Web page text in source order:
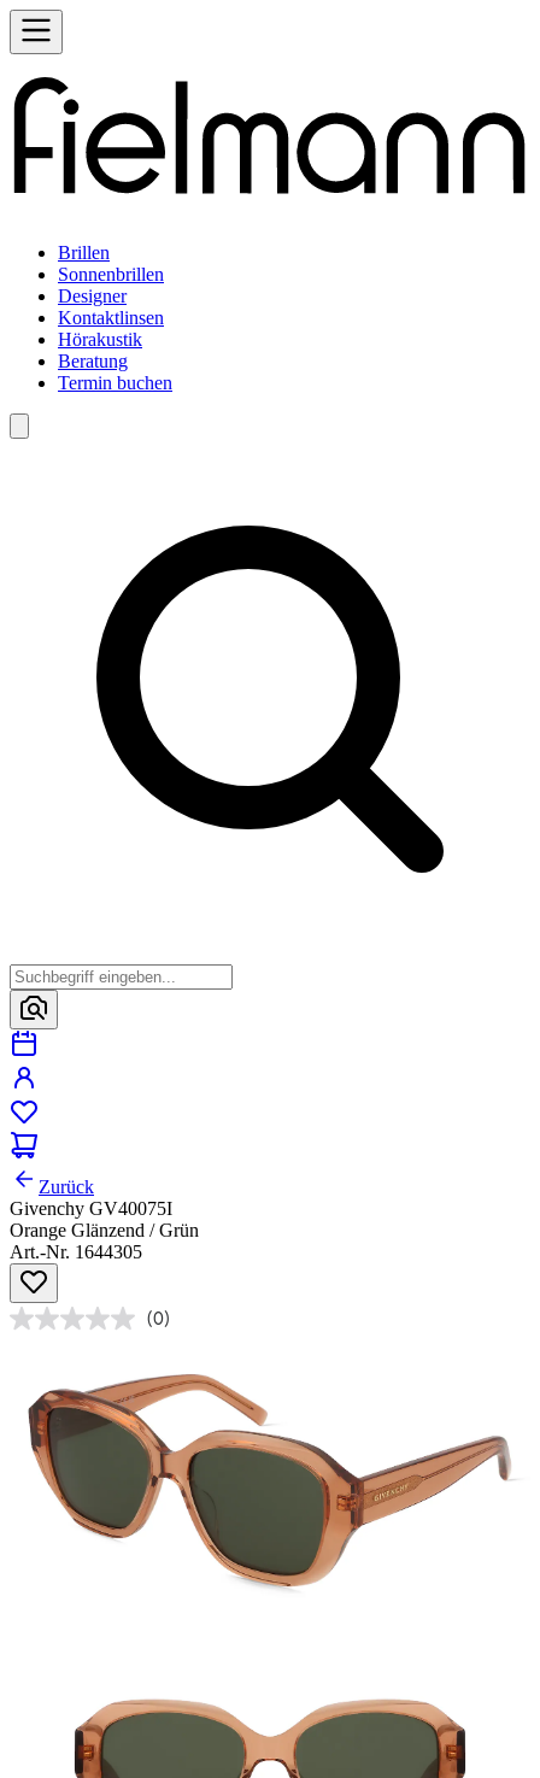
Brillen
Sonnenbrillen
Designer
Kontaktlinsen
Hörakustik
Beratung
Termin buchen
Zurück
Givenchy GV40075I
Orange Glänzend / Grün
Art.-Nr. 1644305
(0)